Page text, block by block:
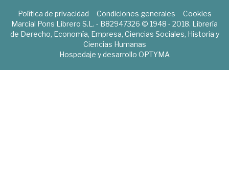
Política de privacidad Condiciones generales
Cookies
Marcial Pons Librero S.L. - B82947326 © 1948 - 2018. Librería
de Derecho, Economía, Empresa, Ciencias Sociales, Historia y
Ciencias Humanas
Hospedaje y desarrollo OPTYMA